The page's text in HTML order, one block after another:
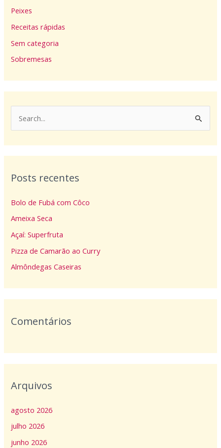
Peixes
Receitas rápidas
Sem categoria
Sobremesas
s
u
s
a
r
p
o
Posts recentes
Bolo de Fubá com Côco
Ameixa Seca
Açaí: Superfruta
Pizza de Camarão ao Curry
Almôndegas Caseiras
Comentários
Arquivos
agosto 2026
julho 2026
junho 2026